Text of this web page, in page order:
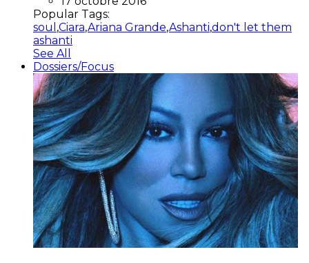
Popular Tags:
soul ,Ciara,Ariana Grande,Ashanti,don't let them
ashanti
See All
Dossiers/Focus